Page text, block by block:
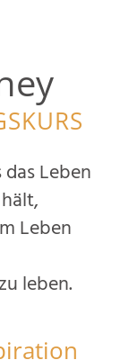
Leben
Leben
leben.